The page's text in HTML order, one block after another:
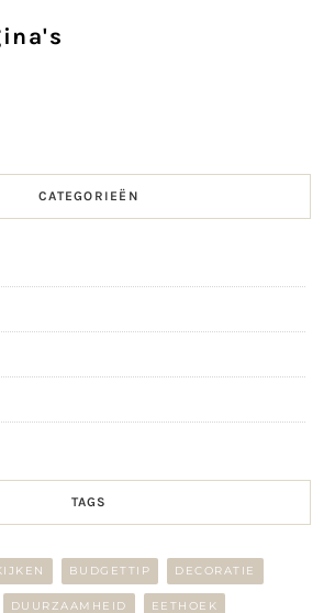
CATEGORIEËN
TAGS
BUDGETTIP DECORATIE
DUURZAAMHEID EETHOEK